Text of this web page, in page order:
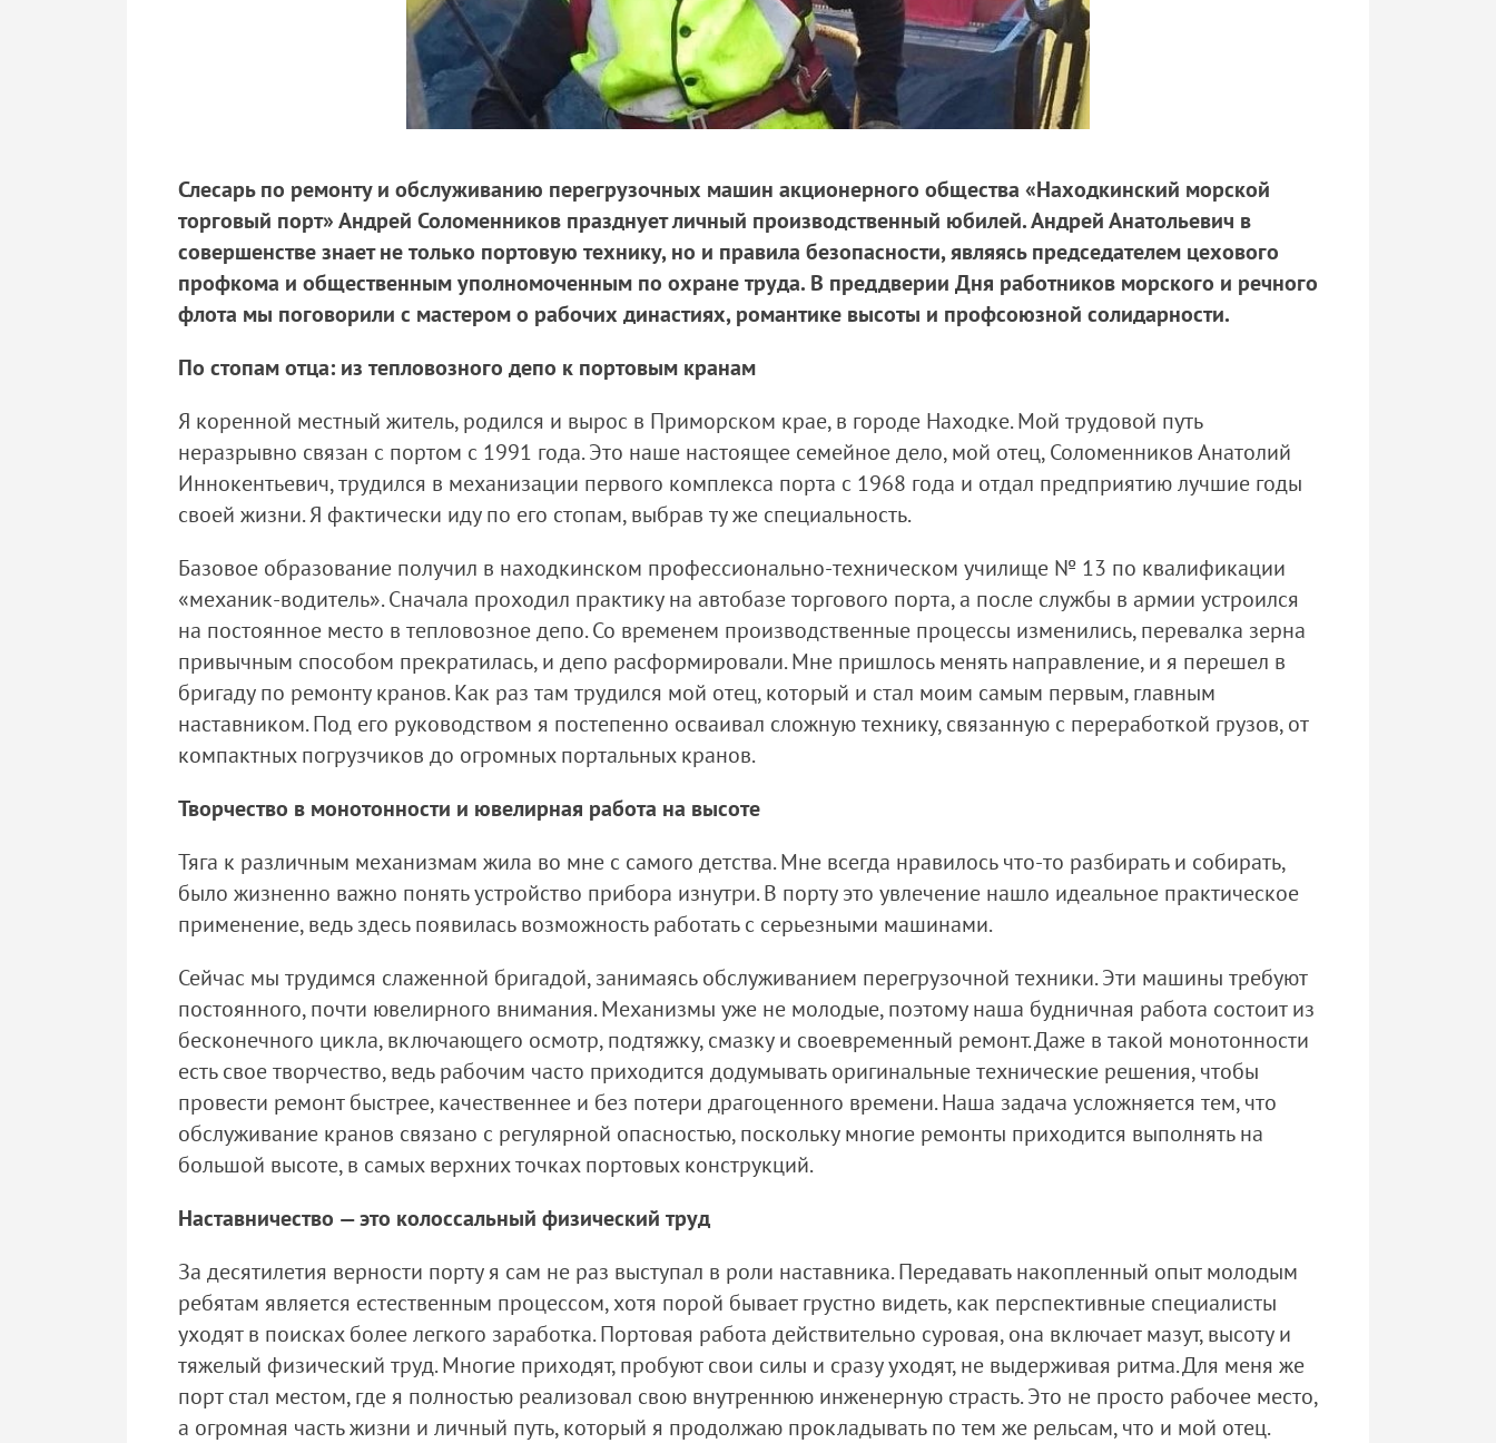
Слесарь по ремонту и обслуживанию перегрузочных машин акционерного общества «Находкинский морской
торговый порт» Андрей Соломенников празднует личный производственный юбилей. Андрей Анатольевич в
совершенстве знает не только портовую технику, но и правила безопасности, являясь председателем цехового
профкома и общественным уполномоченным по охране труда. В преддверии Дня работников морского и речного
флота мы поговорили с мастером о рабочих династиях, романтике высоты и профсоюзной солидарности.
По стопам отца: из тепловозного депо к портовым кранам
Я коренной местный житель, родился и вырос в Приморском крае, в городе Находке. Мой трудовой путь
неразрывно связан с портом с 1991 года. Это наше настоящее семейное дело, мой отец, Соломенников Анатолий
Иннокентьевич, трудился в механизации первого комплекса порта с 1968 года и отдал предприятию лучшие годы
своей жизни. Я фактически иду по его стопам, выбрав ту же специальность.
Базовое образование получил в находкинском профессионально-техническом училище № 13 по квалификации
«механик-водитель». Сначала проходил практику на автобазе торгового порта, а после службы в армии устроился
на постоянное место в тепловозное депо. Со временем производственные процессы изменились, перевалка зерна
привычным способом прекратилась, и депо расформировали. Мне пришлось менять направление, и я перешел в
бригаду по ремонту кранов. Как раз там трудился мой отец, который и стал моим самым первым, главным
наставником. Под его руководством я постепенно осваивал сложную технику, связанную с переработкой грузов, от
компактных погрузчиков до огромных портальных кранов.
Творчество в монотонности и ювелирная работа на высоте
Тяга к различным механизмам жила во мне с самого детства. Мне всегда нравилось что-то разбирать и собирать,
было жизненно важно понять устройство прибора изнутри. В порту это увлечение нашло идеальное практическое
применение, ведь здесь появилась возможность работать с серьезными машинами.
Сейчас мы трудимся слаженной бригадой, занимаясь обслуживанием перегрузочной техники. Эти машины требуют
постоянного, почти ювелирного внимания. Механизмы уже не молодые, поэтому наша будничная работа состоит из
бесконечного цикла, включающего осмотр, подтяжку, смазку и своевременный ремонт. Даже в такой монотонности
есть свое творчество, ведь рабочим часто приходится додумывать оригинальные технические решения, чтобы
провести ремонт быстрее, качественнее и без потери драгоценного времени. Наша задача усложняется тем, что
обслуживание кранов связано с регулярной опасностью, поскольку многие ремонты приходится выполнять на
большой высоте, в самых верхних точках портовых конструкций.
Наставничество — это колоссальный физический труд
За десятилетия верности порту я сам не раз выступал в роли наставника. Передавать накопленный опыт молодым
ребятам является естественным процессом, хотя порой бывает грустно видеть, как перспективные специалисты
уходят в поисках более легкого заработка. Портовая работа действительно суровая, она включает мазут, высоту и
тяжелый физический труд. Многие приходят, пробуют свои силы и сразу уходят, не выдерживая ритма. Для меня же
порт стал местом, где я полностью реализовал свою внутреннюю инженерную страсть. Это не просто рабочее место,
а огромная часть жизни и личный путь, который я продолжаю прокладывать по тем же рельсам, что и мой отец.